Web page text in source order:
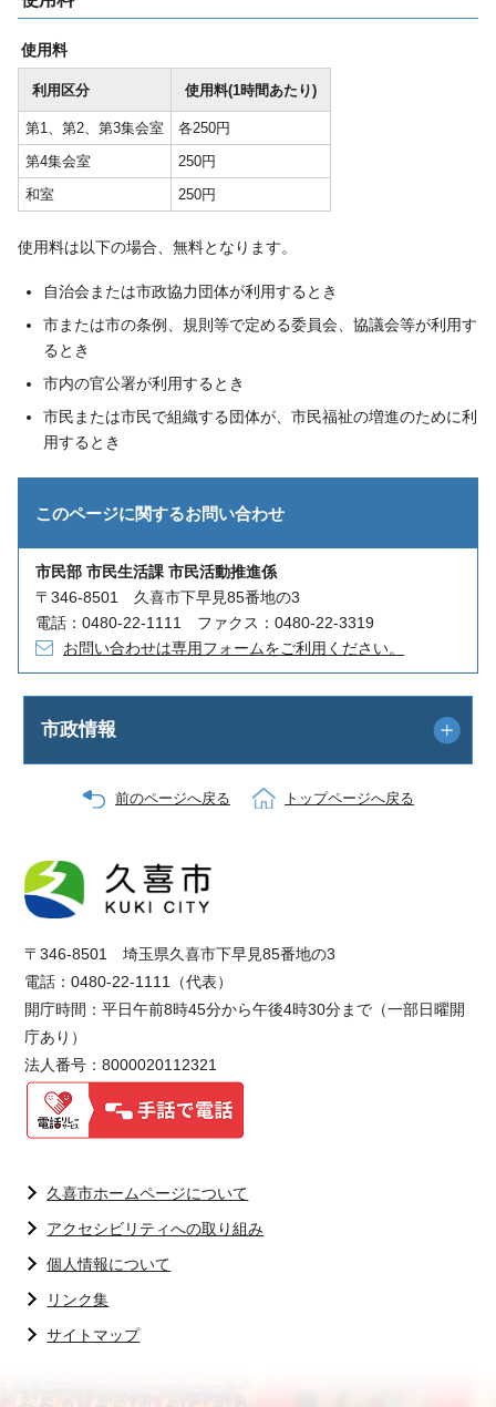
使用料
利用区分 使用料(1時間あたり)
第1、第2、第3集会室
各250円
第4集会室
250円
和室
250円
使用料は以下の場合、無料となります。
自治会または市政協力団体が利用するとき
市または市の条例、規則等で定める委員会、協議会等が利用す
るとき
市内の官公署が利用するとき
市民または市民で組織する団体が、市民福祉の増進のために利
用するとき
このページに関するお問い合わせ
市民部 市民生活課 市民活動推進係
〒346-8501 久喜市下早見85番地の3
電話：0480-22-1111 ファクス：0480-22-3319
お問い合わせは専用フォームをご利用ください。
市政情報
前のページへ戻る トップページへ戻る
〒346-8501 埼玉県久喜市下早見85番地の3
電話：0480-22-1111（代表）
開庁時間：平日午前8時45分から午後4時30分まで（一部日曜開
庁あり）
法人番号：8000020112321
久喜市ホームページについて
アクセシビリティへの取り組み
個人情報について
リンク集
サイトマップ